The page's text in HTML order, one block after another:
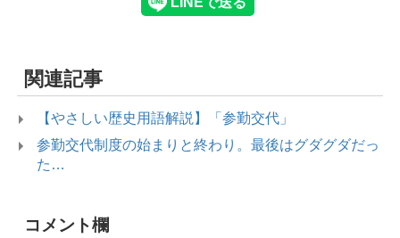
関連記事
【やさしい歴史用語解説】「参勤交代」
参勤交代制度の始まりと終わり。最後はグダグダだっ
た…
コメント欄